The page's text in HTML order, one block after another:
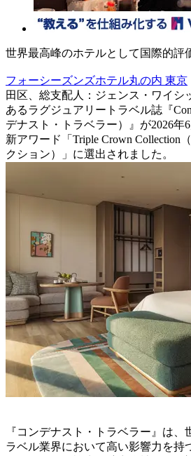
世界最高峰のホテルとして国際的評
フォーシーズンズホテル丸の内 東京
田区、総支配人：ジェンス・ワイシ
あるラグジュアリートラベル誌『
デナスト・トラベラー）』が2026年
新アワード「Triple Crown Collection
クション）」に選出されました。
『コンデナスト・トラベラー』は、
ラベル業界において高い影響力を持